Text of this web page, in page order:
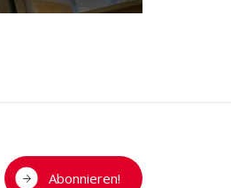
Abonnieren!